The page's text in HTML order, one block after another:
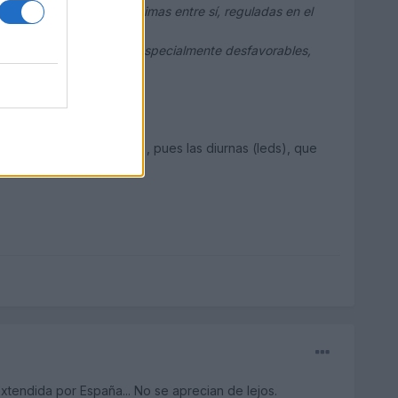
de curvas próximas entre sí, reguladas en el
o ambientales sean especialmente desfavorables,
la visibilidad
), pues las diurnas (leds), que
por España... No se aprecian de lejos.